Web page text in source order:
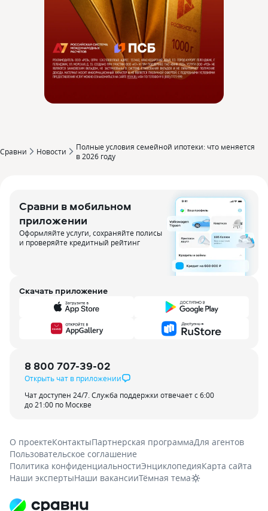
Сравни Новости
Полные условия семейной ипотеки: что меняется
в 2026 году
Сравни в мобильном
приложении
Оформляйте услуги, сохраняйте полисы
и проверяйте кредитный рейтинг
Скачать приложение
8 800 707-39-02
Открыть чат в приложении
Чат доступен 24/7. Служба поддержки отвечает с 6:00
до 21:00 по Москве
О проектеКонтактыПартнерская программаДля агентов
Пользовательское соглашение
Политика конфиденциальностиЭнциклопедияКарта сайта
Наши экспертыНаши вакансииТёмная тема